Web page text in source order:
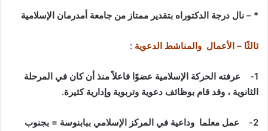
* – نال درجة الدكتوراه بتقدير ممتاز من جامعة أمدرمان الإسلامية
ثالثًا – الأعمال والمناشط الدعوية :
1-
عرفته الحركة الإسلامية عضوًا فاعلاً منذ أن كان في المرحلة
الثانوية ، وقد قام بوظائف دعوية وتربوية وإدارية كثيرة.
2-
عمل معلما وداعية في المركز الإسلامي ببابنوسة = بجنوب